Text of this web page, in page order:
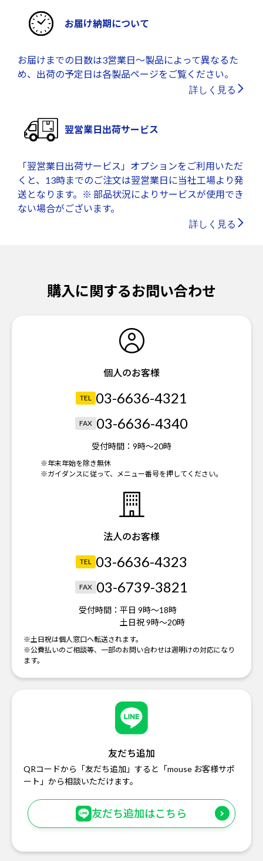
お届け納期について
お届けまでの日数は3営業日～製品によって異なるた
め、出荷の予定日は各製品ページをご覧ください。
詳しく見る
翌営業日出荷サービス
「翌営業日出荷サービス」オプションをご利用いただ
くと、13時までのご注文は翌営業日に当社工場より発
送となります。※ 部品状況によりサービスが使用でき
ない場合がございます。
詳しく見る
購入に関するお問い合わせ
個人のお客様
TEL 03-6636-4321
FAX 03-6636-4340
受付時間： 9時～20時
※年末年始を除き無休
※ガイダンスに従って、メニュー番号を押してください。
法人のお客様
TEL 03-6636-4323
FAX 03-6739-3821
受付時間： 平日 9時～18時
土日祝 9時～20時
※土日祝は個人窓口へ転送されます。
※公費払いのご相談等、一部のお問い合わせは週明けの対応になり
ます。
友だち追加
QRコードから「友だち追加」すると「mouse お客様サポ
ート」から相談いただけます。
友だち追加はこちら